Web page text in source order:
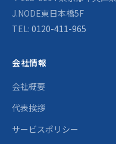
J.NODE東日本橋5F
TEL: 0120-411-965
会社情報
会社概要
代表挨拶
サービスポリシー